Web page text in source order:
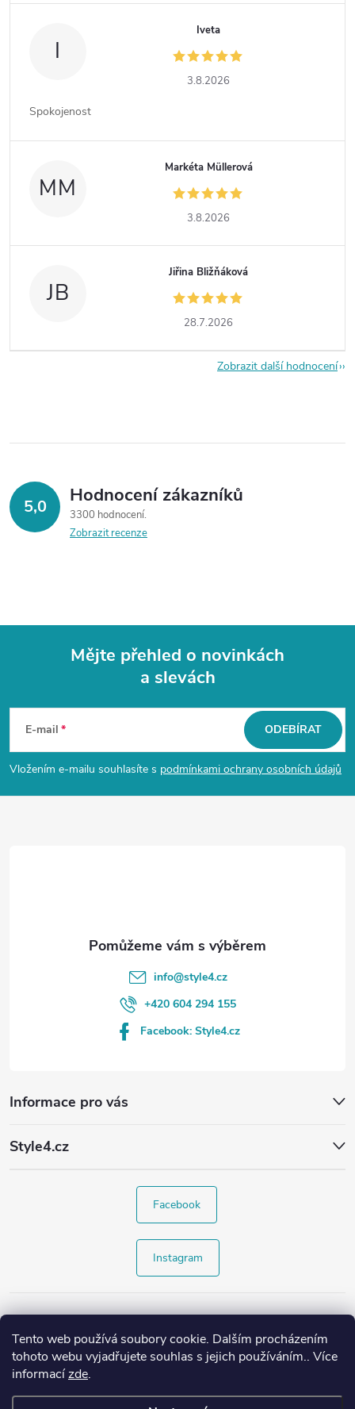
Tento web používá soubory cookie. Dalším procházením
tohoto webu vyjadřujete souhlas s jejich používáním.. Více
informacízde.
I
Iveta
3.8.2026
Spokojenost
MM
Markéta Müllerová
3.8.2026
JB
Jiřina Bližňáková
28.7.2026
Zobrazit další hodnocení
5,0 Hodnocení zákazníků
3300 hodnocení
Zobrazit recenze
p
a
Mějte přehled o novinkách
a slevách
E-mail
Vložením e-mailu souhlasíte s podmínkami ochrany osobních údajů
ODEBÍRAT
Informace pro vás
Style4.cz
info@style4.cz
+420 604 294 155
Facebook: Style4.cz
Facebook
Instagram